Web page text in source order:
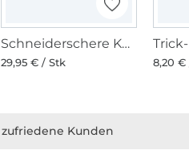
Schneiderschere KAI 23 cm, schwarz
29,95 € / Stk 8,20 €